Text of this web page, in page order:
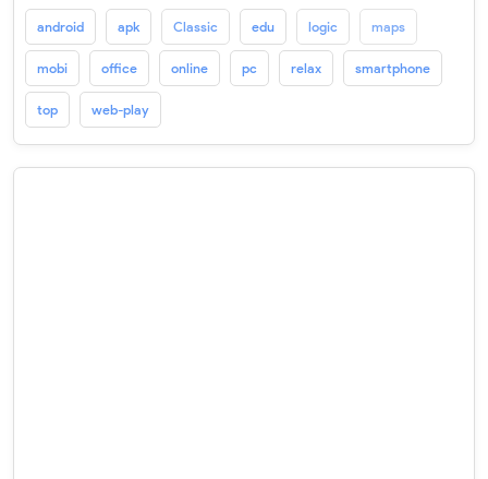
android apk Classic edu logic maps
mobi office online pc relax smartphone
top web-play